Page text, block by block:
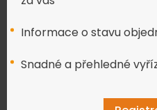
Informace o stavu
Snadné a přehledné